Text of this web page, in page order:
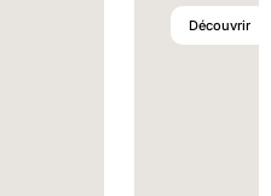
Découvrir